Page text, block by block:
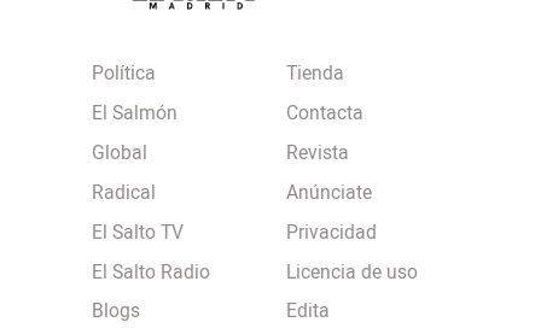
Política
El Salmón
Global
Radical
El Salto TV
El Salto Radio
Blogs
Tienda
Contacta
Revista
Anúnciate
Privacidad
Licencia de uso
Edita